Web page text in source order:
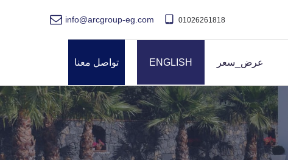
01026261818
info@arcgroup-eg.com
عرض_سعر ENGLISH تواصل معنا